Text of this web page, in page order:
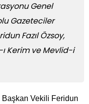
Genel
Gazeteciler
Fazıl Özsoy,
ı Kerim ve Mevlid-i
Vekili Feridun